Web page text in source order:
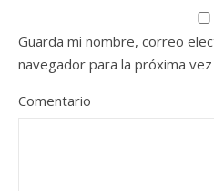
Guarda mi nombre, correo
navegador para la próxima
Comentario